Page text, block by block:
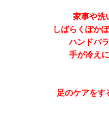
家事や洗
しばらくぽか
ハンドパ
手が冷え
足のケアをす